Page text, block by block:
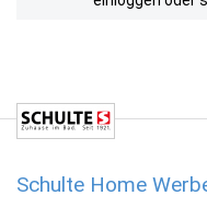
Schulte Home